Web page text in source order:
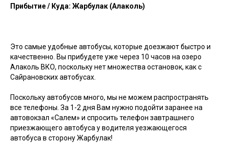
Прибытие / Куда: Жарбулак (Алаколь)
Это самые удобные автобусы, которые доезжают быстро и
качественно. Вы прибудете уже через 10 часов на озеро
Алаколь ВКО, поскольку нет множества остановок, как с
Сайрановских автобусах.
Поскольку автобусов много, мы не можем распространять
все телефоны. За 1-2 дня Вам нужно подойти заранее на
автовокзал «Салем» и спросить телефон завтрашнего
приезжающего автобуса у водителя уезжающегося
автобуса в сторону Жарбулак!